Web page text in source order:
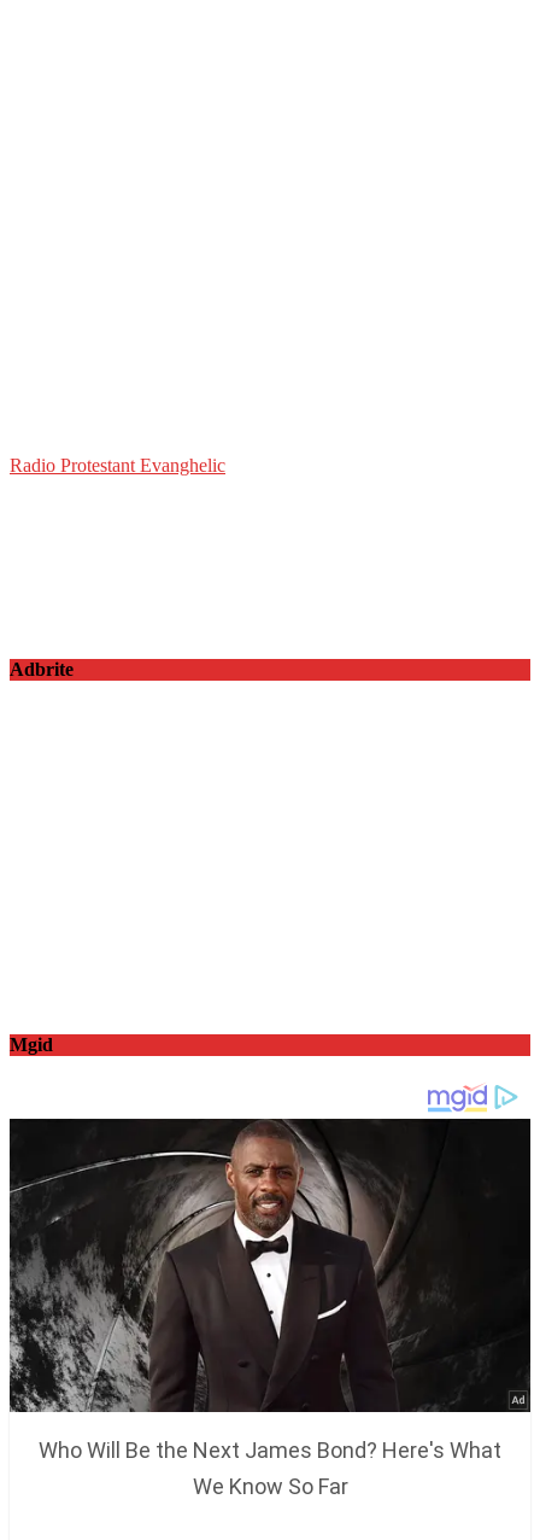
Radio Protestant Evanghelic
Adbrite
Mgid